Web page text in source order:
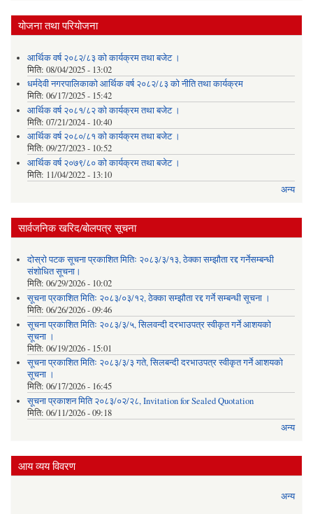
योजना तथा परियोजना
आर्थिक वर्ष २०८२/८३ को कार्यक्रम तथा बजेट ।
मिति: 08/04/2025 - 13:02
धर्मदेवी नगरपालिकाको आर्थिक वर्ष २०८२/८३ को नीति तथा कार्यक्रम
मिति: 06/17/2025 - 15:42
आर्थिक वर्ष २०८१/८२ को कार्यक्रम तथा बजेट ।
मिति: 07/21/2024 - 10:40
आर्थिक वर्ष २०८०/८१ को कार्यक्रम तथा बजेट ।
मिति: 09/27/2023 - 10:52
आर्थिक वर्ष २०७९/८० को कार्यक्रम तथा बजेट ।
मिति: 11/04/2022 - 13:10
अन्य
सार्वजनिक खरिद/बोलपत्र सूचना
दोस्रो पटक सूचना प्रकाशित मितिः २०८३/३/१३, ठेक्का सम्झौता रद्द गर्नेसम्बन्धी
संशोधित सूचना।
मिति: 06/29/2026 - 10:02
सूचना प्रकाशित मितिः २०८३/०३/१२, ठेक्का सम्झौता रद्द गर्ने सम्बन्धी सूचना ।
मिति: 06/26/2026 - 09:46
सूचना प्रकाशित मितिः २०८३/३/५, सिलवन्दी दरभाउपत्र स्वीकृत गर्ने आशयको
सूचना ।
मिति: 06/19/2026 - 15:01
सूचना प्रकाशित मितिः २०८३/३/३ गते, सिलबन्दी दरभाउपत्र स्वीकृत गर्ने आशयको
सूचना ।
मिति: 06/17/2026 - 16:45
सूचना प्रकाशन मिति २०८३/०२/२८, Invitation for Sealed Quotation
मिति: 06/11/2026 - 09:18
अन्य
आय व्यय विवरण
अन्य